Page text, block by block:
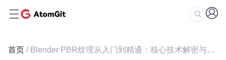
首页 / Blender PBR纹理从入门到精通：核心技术解密与实战优化指南